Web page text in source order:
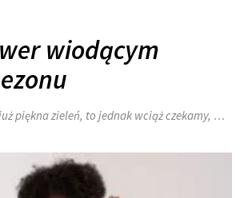
wiodącym
piękna zieleń, to jednak wciąż czekamy, …